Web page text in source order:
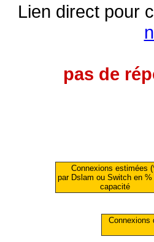
Lien direct pour
pas de
Connexions estimées
par Dslam ou Switch en %
capacité
Connexions